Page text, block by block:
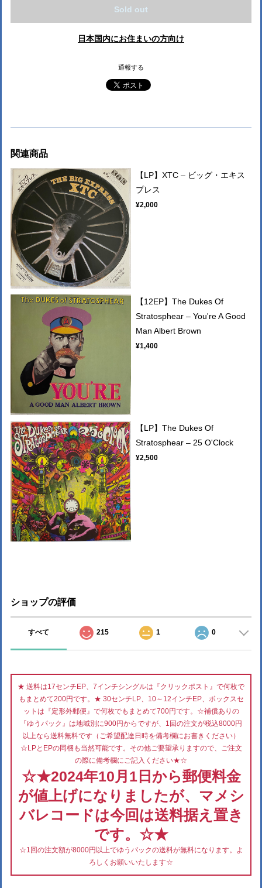
Sold out
日本国内にお住まいの方向け
通報する
関連商品
【LP】XTC ‎– ビッグ・エキス
プレス
¥2,000
【12EP】The Dukes Of
Stratosphear – You're A Good
Man Albert Brown
¥1,400
【LP】The Dukes Of
Stratosphear – 25 O'Clock
¥2,500
ショップの評価
すべて 215 1 0
★ 送料は17センチEP、7インチシングルは『クリックポスト』で何枚で
もまとめて200円です。★ 30センチLP、10～12インチEP、ボックスセ
ットは『定形外郵便』で何枚でもまとめて700円です。☆補償ありの
『ゆうパック』は地域別に900円からですが、1回の注文が税込8000円
以上なら送料無料です（ご希望配達日時を備考欄にお書きください）
☆LPとEPの同梱も当然可能です。その他ご要望承りますので、ご注文
の際に備考欄にご記入ください★☆
☆★2024年10月1日から郵便料金
が値上げになりましたが、マメシ
バレコードは今回は送料据え置き
です。☆★
☆1回の注文額が8000円以上でゆうパックの送料が無料になります。よ
ろしくお願いいたします☆